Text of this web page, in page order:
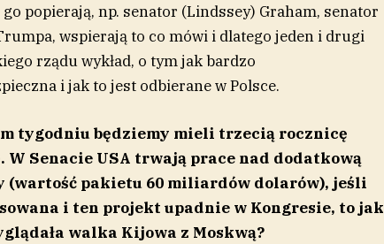
popierają, np. senator (Lindssey) Graham, senator
wspierają to co mówi i dlatego jeden i drugi
rządu wykład, o tym jak bardzo
i jak to jest odbierane w Polsce.
tygodniu będziemy mieli trzecią rocznicę
Senacie USA trwają prace nad dodatkową
(wartość pakietu 60 miliardów dolarów), jeśli
i ten projekt upadnie w Kongresie, to jak
walka Kijowa z Moskwą?